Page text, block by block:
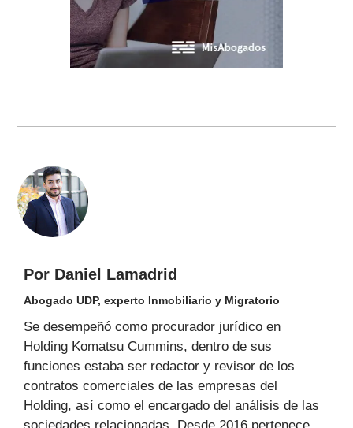
Por Daniel Lamadrid
Abogado UDP, experto Inmobiliario y Migratorio
Se desempeñó como procurador jurídico en
Holding Komatsu Cummins, dentro de sus
funciones estaba ser redactor y revisor de los
contratos comerciales de las empresas del
Holding, así como el encargado del análisis de las